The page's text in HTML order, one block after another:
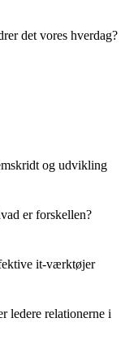
det vores hverdag?
og udvikling
er forskellen?
it-værktøjer
ledere relationerne i